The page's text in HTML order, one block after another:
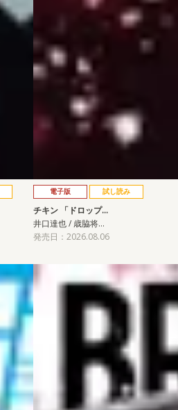
電子版 試し読み
チキン 「ドロップ…
井口達也 / 歳脇将…
発売日：2026.08.06